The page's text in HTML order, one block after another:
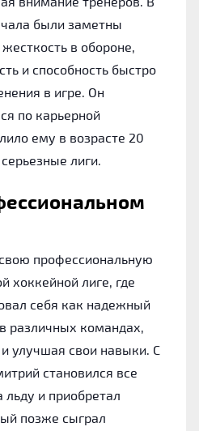
были заметны
в обороне,
и способность быстро
в игре. Он
по карьерной
ему в возрасте 20
лиги.
профессиональную
хоккейной лиге, где
себя как надежный
различных командах,
улучшая свои навыки. С
становился все
и приобретал
позже сыграл